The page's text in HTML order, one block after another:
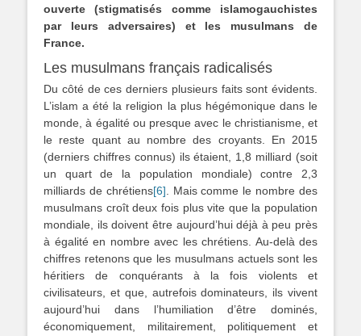
ouverte (stigmatisés comme islamogauchistes
par leurs adversaires) et les musulmans de
France.
Les musulmans français radicalisés
Du côté de ces derniers plusieurs faits sont évidents.
L’islam a été la religion la plus hégémonique dans le
monde, à égalité ou presque avec le christianisme, et
le reste quant au nombre des croyants. En 2015
(derniers chiffres connus) ils étaient, 1,8 milliard (soit
un quart de la population mondiale) contre 2,3
milliards de chrétiens[6] . Mais comme le nombre des
musulmans croît deux fois plus vite que la population
mondiale, ils doivent être aujourd’hui déjà à peu près
à égalité en nombre avec les chrétiens. Au-delà des
chiffres retenons que les musulmans actuels sont les
héritiers de conquérants à la fois violents et
civilisateurs, et que, autrefois dominateurs, ils vivent
aujourd’hui dans l’humiliation d’être dominés,
économiquement, militairement, politiquement et